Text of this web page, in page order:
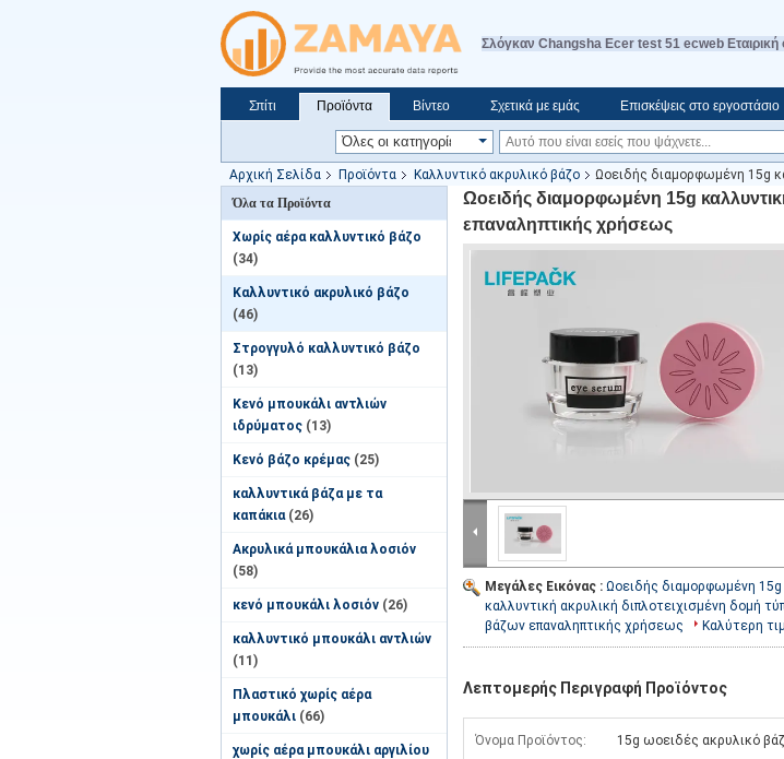
Σλόγκαν Changsha Ecer test 51 ecweb Εταιρική
Σπίτι Προϊόντα Βίντεο Σχετικά με εμάς Επισκέψεις στο εργοστάσιο
Ζητήστε ένα απόσπασμα Ειδήσεις
Αρχική Σελίδα Προϊόντα Καλλυντικό ακρυλικό βάζο
Ωοειδής διαμορφωμένη 15g
χρήσεως
Όλα τα Προϊόντα
Χωρίς αέρα καλλυντικό βάζο
(34)
Καλλυντικό ακρυλικό βάζο
(46)
Στρογγυλό καλλυντικό βάζο
(13)
Κενό μπουκάλι αντλιών
ιδρύματος (13)
Κενό βάζο κρέμας (25)
καλλυντικά βάζα με τα
καπάκια (26)
Ακρυλικά μπουκάλια λοσιόν
(58)
κενό μπουκάλι λοσιόν (26)
καλλυντικό μπουκάλι αντλιών
(11)
Πλαστικό χωρίς αέρα
μπουκάλι (66)
χωρίς αέρα μπουκάλι αργιλίου
Ωοειδής διαμορφωμένη 15g
επαναληπτικής χρήσεως
Μεγάλες Εικόνας : Ωοειδής διαμορφωμένη 15g
καλλυντική ακρυλική διπλοτειχισμένη δομή
βάζων επαναληπτικής χρήσεως
Καλύτερη
Λεπτομερής Περιγραφή Προϊόντος
Όνομα Προϊόντος: 15g ωοειδές ακρυλικό